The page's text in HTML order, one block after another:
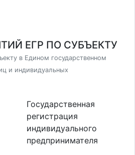
ЕГР ПО СУБЪЕКТУ
в Едином государственном
и индивидуальных
Государственная
регистрация
индивидуального
предпринимателя